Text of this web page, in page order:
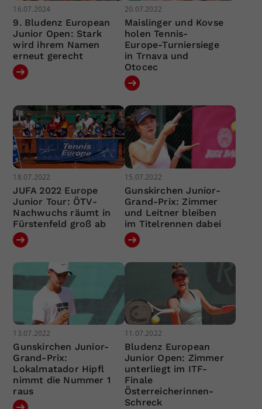
16.07.2024
9. Bludenz European
Junior Open: Stark
wird ihrem Namen
erneut gerecht
20.07.2022
Maislinger und Kovse
holen Tennis-
Europe-Turniersiege
in Trnava und
Otocec
18.07.2022
JUFA 2022 Europe
Junior Tour: ÖTV-
Nachwuchs räumt in
Fürstenfeld groß ab
15.07.2022
Gunskirchen Junior-
Grand-Prix: Zimmer
und Leitner bleiben
im Titelrennen dabei
13.07.2022
Gunskirchen Junior-
Grand-Prix:
Lokalmatador Hipfl
nimmt die Nummer 1
raus
11.07.2022
Bludenz European
Junior Open: Zimmer
unterliegt im ITF-
Finale
Österreicherinnen-
Schreck